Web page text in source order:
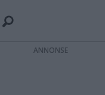
ANNONS